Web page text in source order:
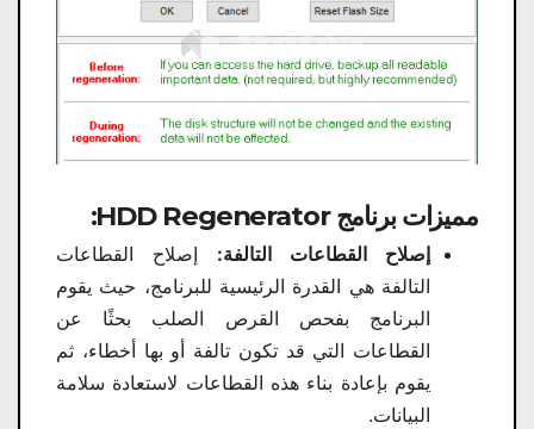
مميزات برنامج HDD Regenerator:
إصلاح القطاعات التالفة: إصلاح القطاعات
التالفة هي القدرة الرئيسية للبرنامج، حيث يقوم
البرنامج بفحص القرص الصلب بحثًا عن
القطاعات التي قد تكون تالفة أو بها أخطاء، ثم
يقوم بإعادة بناء هذه القطاعات لاستعادة سلامة
البيانات.